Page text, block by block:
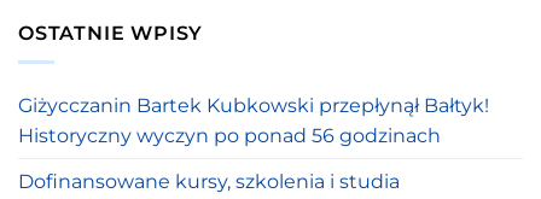
OSTATNIE WPISY
Giżycczanin Bartek Kubkowski przepłynął Bałtyk!
Historyczny wyczyn po ponad 56 godzinach
Dofinansowane kursy, szkolenia i studia